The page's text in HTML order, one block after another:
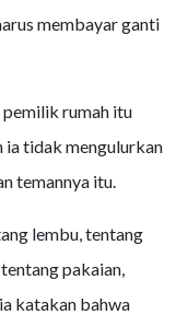
membayar ganti
rumah itu
ia tidak mengulurkan
temannya itu.
lembu, tentang
pakaian,
katakan bahwa